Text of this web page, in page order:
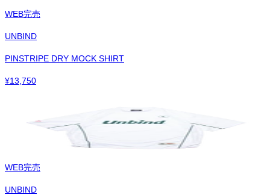
WEB完売
UNBIND
PINSTRIPE DRY MOCK SHIRT
¥13,750
WEB完売
UNBIND